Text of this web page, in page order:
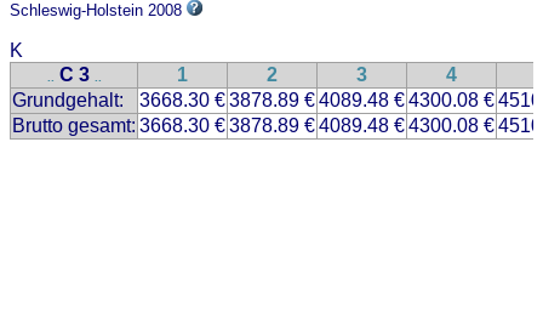
Schleswig-Holstein 2008
K
.. C 3 .. 1 2 3 4
Grundgehalt:
3668.30 €3878.89 €4089.48 €4300.08 €
Brutto gesamt: 3668.30 €3878.89 €4089.48 €4300.08 €